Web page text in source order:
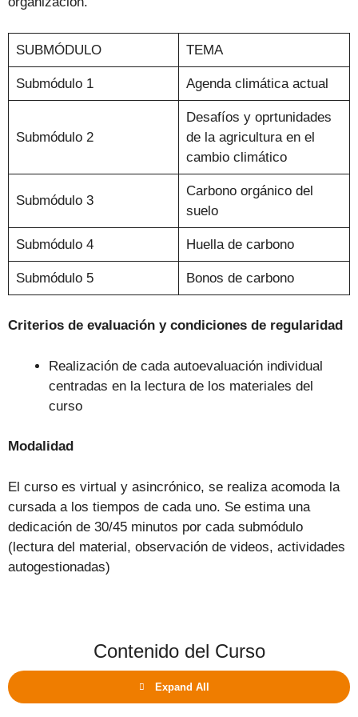
SUBMÓDULO TEMA
Submódulo 1 Agenda climática actual
Submódulo 2
Desafíos y oprtunidades
de la agricultura en el
cambio climático
Submódulo 3
Carbono orgánico del
suelo
Submódulo 4 Huella de carbono
Submódulo 5 Bonos de carbono
Criterios de evaluación y condiciones de regularidad
Realización de cada autoevaluación individual
centradas en la lectura de los materiales del
curso
Modalidad
El curso es virtual y asincrónico, se realiza acomoda la
cursada a los tiempos de cada uno. Se estima una
dedicación de 30/45 minutos por cada submódulo
(lectura del material, observación de videos, actividades
autogestionadas)
Contenido del Curso
Expand All